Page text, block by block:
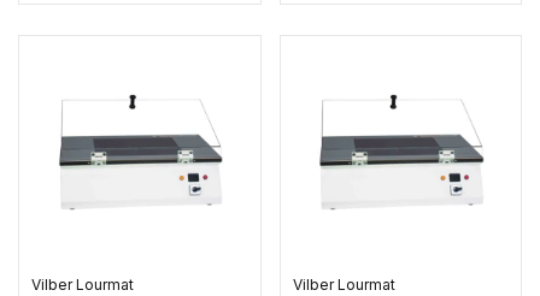
Vilber Lourmat Vilber Lourmat